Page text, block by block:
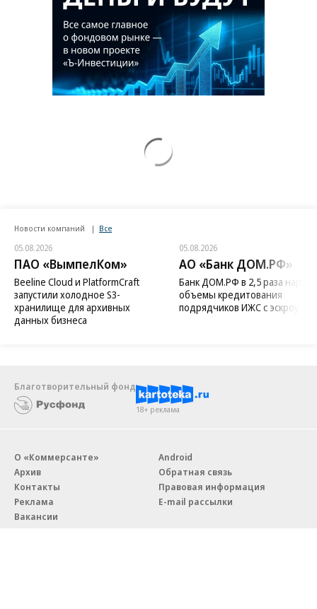
Новости компаний Все
05.08.2026
ПАО «ВымпелКом»
Beeline Cloud и PlatformCraft
запустили холодное S3-
хранилище для архивных
данных бизнеса
05.08.2026
АО «Банк ДОМ.РФ»
Банк ДОМ.РФ в 2,5 раза
объемы кредитования
подрядчиков ИЖС с эскроу
Благотворительный фонд
18+ реклама
О «Коммерсанте»
Архив
Контакты
Реклама
Вакансии
Android
Обратная связь
Правовая информация
E-mail рассылки